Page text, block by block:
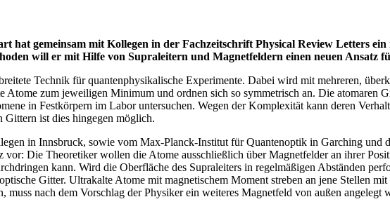
hat gemeinsam mit Kollegen in der Fachzeitschrift Physical Review Letters
will er mit Hilfe von Supraleitern und Magnetfeldern einen neuen Ansatz
Technik für quantenphysikalische Experimente. Dabei wird mit mehreren,
Atome zum jeweiligen Minimum und ordnen sich so symmetrisch an. Die atomaren
in Festkörpern im Labor untersuchen. Wegen der Komplexität kann deren
Gittern ist dies hingegen möglich.
in Innsbruck, sowie vom Max-Planck-Institut für Quantenoptik in Garching und
Die Theoretiker wollen die Atome ausschließlich über Magnetfelder an ihrer
kann. Wird die Oberfläche des Supraleiters in regelmäßigen Abständen
Gitter. Ultrakalte Atome mit magnetischem Moment streben an jene Stellen
muss nach dem Vorschlag der Physiker ein weiteres Magnetfeld von außen